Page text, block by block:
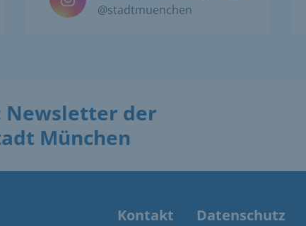
@stadtmuenchen
der
München
Kontakt Datenschutz